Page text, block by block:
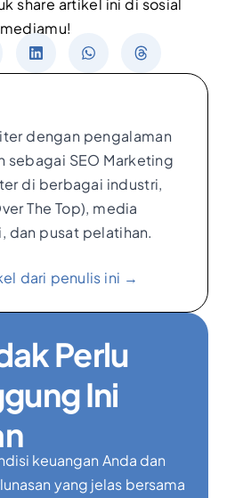
mediamu!
dengan pengalaman
sebagai SEO Marketing
di berbagai industri,
The Top), media
dan pusat pelatihan.
dari penulis ini →
Perlu
Ini
keuangan Anda dan
yang jelas bersama